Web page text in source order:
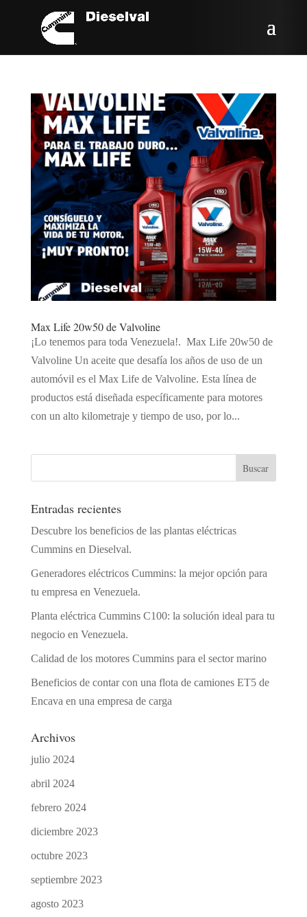
Max Life 20w50 de Valvoline
¡Lo tenemos para toda Venezuela!. Max Life 20w50 de
Valvoline Un aceite que desafía los años de uso de un
automóvil es el Max Life de Valvoline. Esta línea de
productos está diseñada específicamente para motores
con un alto kilometraje y tiempo de uso, por lo...
Entradas recientes
Descubre los beneficios de las plantas eléctricas
Cummins en Dieselval.
Generadores eléctricos Cummins: la mejor opción para
tu empresa en Venezuela.
Planta eléctrica Cummins C100: la solución ideal para tu
negocio en Venezuela.
Calidad de los motores Cummins para el sector marino
Beneficios de contar con una flota de camiones ET5 de
Encava en una empresa de carga
Archivos
julio 2024
abril 2024
febrero 2024
diciembre 2023
octubre 2023
septiembre 2023
agosto 2023